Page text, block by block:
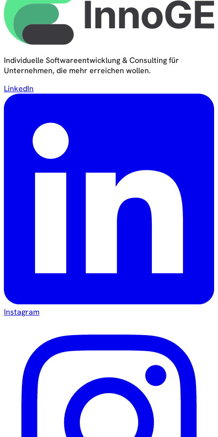
Individuelle Softwareentwicklung & Consulting für
Unternehmen, die mehr erreichen wollen.
LinkedIn
Instagram